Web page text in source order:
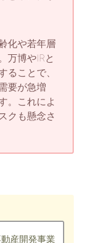
化や若年層
万博やIRと
ることで、
要が急増
。これによ
クも懸念さ
産開発事業